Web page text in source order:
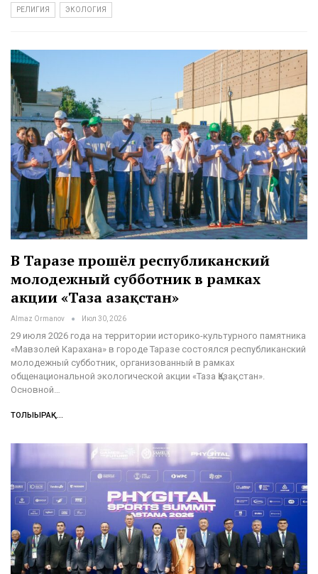
РЕЛИГИЯ ЭКОЛОГИЯ
В Таразе прошёл республиканский
молодежный субботник в рамках
акции «Таза Қазақстан»
Almaz Ormanov Июл 30, 2026
29 июля 2026 года на территории историко-культурного памятника
«Мавзолей Карахана» в городе Таразе состоялся республиканский
молодежный субботник, организованный в рамках
общенациональной экологической акции «Таза Қазақстан».
Основной…
ТОЛЫҒЫРАҚ...